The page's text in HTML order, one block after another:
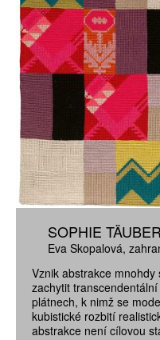
SOPHIE
Eva Skopalová
Vznik abstrakce
zachytit
plátnech, k nimž se
kubistické rozbití
abstrakce není cílovou